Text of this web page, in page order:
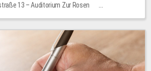
13 – Auditorium Zur Rosen